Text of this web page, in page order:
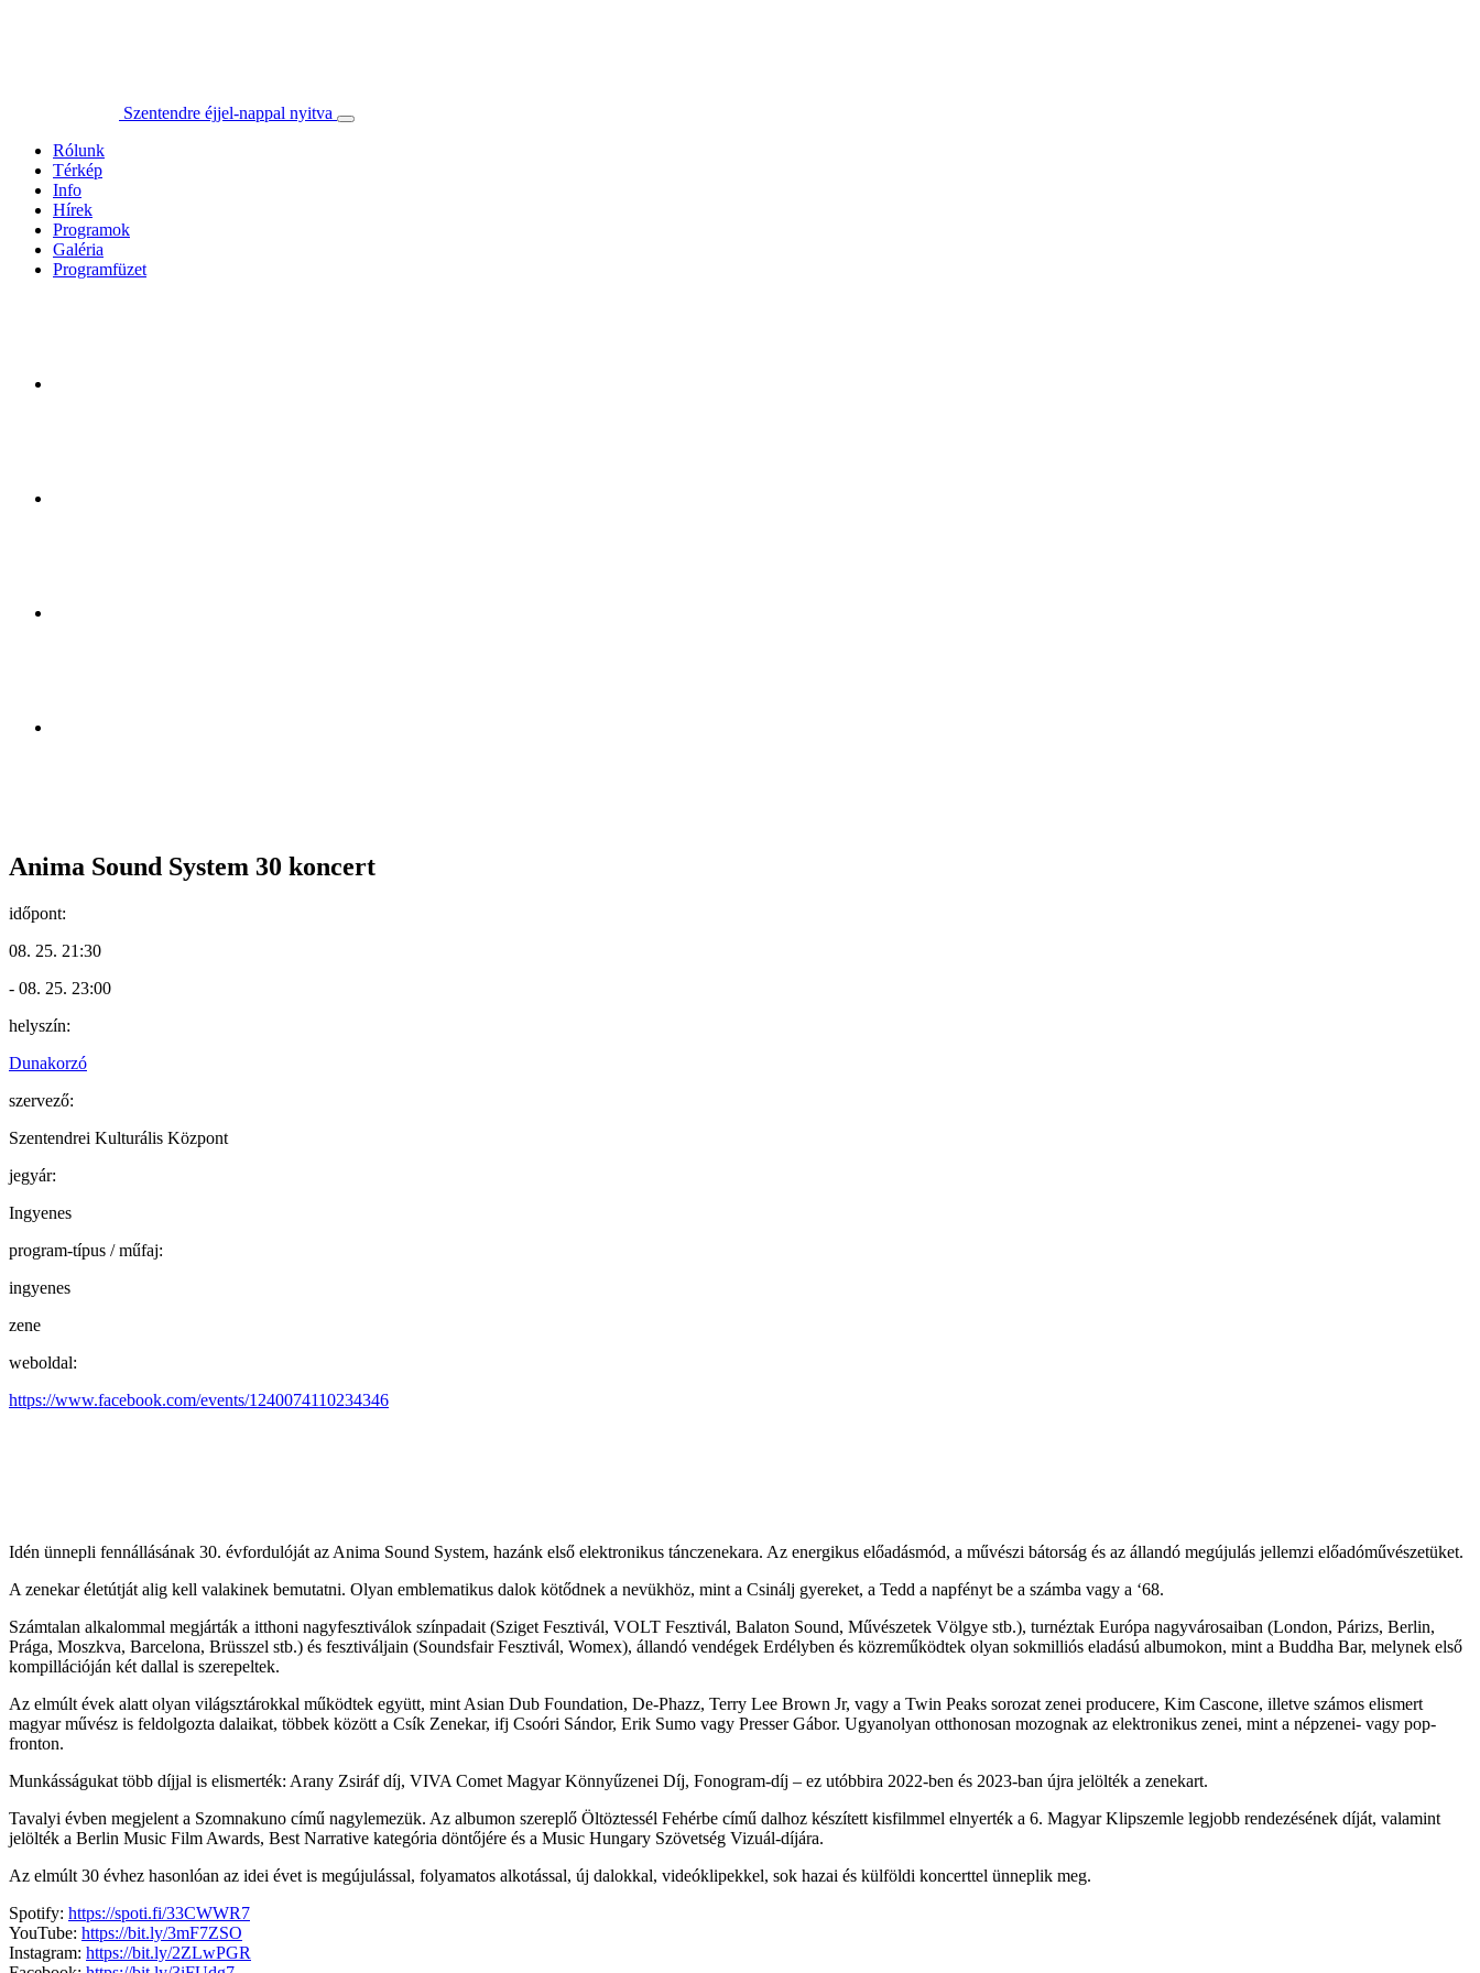
Szentendre éjjel-nappal nyitva
Rólunk
Térkép
Info
Hírek
Programok
Galéria
Programfüzet
Anima Sound System 30 koncert
időpont:
08. 25. 21:30
- 08. 25. 23:00
helyszín:
Dunakorzó
szervező:
Szentendrei Kulturális Központ
jegyár:
Ingyenes
program-típus / műfaj:
ingyenes
zene
weboldal:
https://www.facebook.com/events/1240074110234346
Idén ünnepli fennállásának 30. évfordulóját az Anima Sound System, hazánk első elektronikus tánczenekara. Az energikus előadásmód, a művészi bátorság és az állandó megújulás jellemzi előadóművészetüket.
A zenekar életútját alig kell valakinek bemutatni. Olyan emblematikus dalok kötődnek a nevükhöz, mint a Csinálj gyereket, a Tedd a napfényt be a számba vagy a ‘68.
Számtalan alkalommal megjárták a itthoni nagyfesztiválok színpadait (Sziget Fesztivál, VOLT Fesztivál, Balaton Sound, Művészetek Völgye stb.), turnéztak Európa nagyvárosaiban (London, Párizs, Berlin,
Prága, Moszkva, Barcelona, Brüsszel stb.) és fesztiváljain (Soundsfair Fesztivál, Womex), állandó vendégek Erdélyben és közreműködtek olyan sokmilliós eladású albumokon, mint a Buddha Bar, melynek első
kompillációján két dallal is szerepeltek.
Az elmúlt évek alatt olyan világsztárokkal működtek együtt, mint Asian Dub Foundation, De-Phazz, Terry Lee Brown Jr, vagy a Twin Peaks sorozat zenei producere, Kim Cascone, illetve számos elismert
magyar művész is feldolgozta dalaikat, többek között a Csík Zenekar, ifj Csoóri Sándor, Erik Sumo vagy Presser Gábor. Ugyanolyan otthonosan mozognak az elektronikus zenei, mint a népzenei- vagy pop-
fronton.
Munkásságukat több díjjal is elismerték: Arany Zsiráf díj, VIVA Comet Magyar Könnyűzenei Díj, Fonogram-díj – ez utóbbira 2022-ben és 2023-ban újra jelölték a zenekart.
Tavalyi évben megjelent a Szomnakuno című nagylemezük. Az albumon szereplő Öltöztessél Fehérbe című dalhoz készített kisfilmmel elnyerték a 6. Magyar Klipszemle legjobb rendezésének díját, valamint
jelölték a Berlin Music Film Awards, Best Narrative kategória döntőjére és a Music Hungary Szövetség Vizuál-díjára.
Az elmúlt 30 évhez hasonlóan az idei évet is megújulással, folyamatos alkotással, új dalokkal, videóklipekkel, sok hazai és külföldi koncerttel ünneplik meg.
Spotify: https://spoti.fi/33CWWR7
YouTube: https://bit.ly/3mF7ZSO
Instagram: https://bit.ly/2ZLwPGR